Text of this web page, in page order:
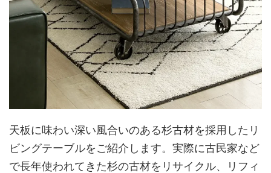
天板に味わい深い風合いのある杉古材を採用したリ
ビングテーブルをご紹介します。実際に古民家など
で長年使われてきた杉の古材をリサイクル、リフィ